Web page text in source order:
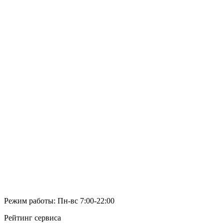
Режим работы: Пн-вс 7:00-22:00
Рейтинг сервиса